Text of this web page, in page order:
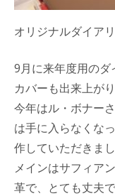
オリジナルダイア
9月に来年度用の
カバーも出来上がり
今年はル・ボナー
は手に入らなくな
作していただきまし
メインはサフィア
革で、とても丈夫